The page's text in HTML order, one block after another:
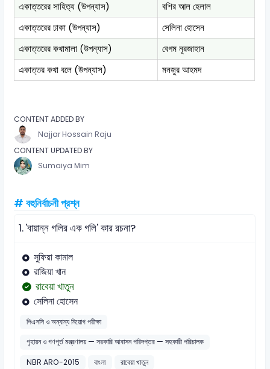
একাত্তরের সাহিত্য (উপন্যাস)
বশির আল হেলাল
একাত্তরের ঢাকা (উপন্যাস)
সেলিনা হোসেন
একাত্তরের কথামালা (উপন্যাস)
বেগম নূরজাহান
একাত্তর কথা বলে (উপন্যাস)
মনজুর আহমদ
CONTENT ADDED BY
Najjar Hossain Raju
CONTENT UPDATED BY
Sumaiya Mim
# বহুনির্বাচনী প্রশ্ন
1.'বায়ান্ন গলির এক গলি' কার রচনা?
সুফিয়া কামাল
রাজিয়া খান
রাবেয়া খাতুন
সেলিনা হোসেন
পিএসসি ও অন্যান্য নিয়োগ পরীক্ষা
গৃহায়ন ও গণপূর্ত মন্ত্রণালয় — সরকারি আবাসন পরিদপ্তর — সহকারী পরিচালক
NBR ARO-2015
বাংলা রাবেয়া খাতুন